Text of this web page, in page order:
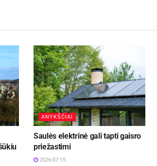
ANYKŠČIAI
Saulės elektrinė gali tapti gaisro
priežastimi
2026-07-15